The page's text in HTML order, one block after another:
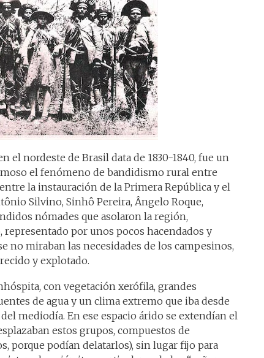
el nordeste de Brasil data de 1830-1840, fue un
el fenómeno de bandidismo rural entre
la instauración de la Primera República y el
Silvino, Sinhô Pereira, Ângelo Roque,
nómades que asolaron la región,
por unos pocos hacendados y
no miraban las necesidades de los campesinos,
y explotado.
con vegetación xerófila, grandes
de agua y un clima extremo que iba desde
mediodía. En ese espacio árido se extendían el
estos grupos, compuestos de
porque podían delatarlos), sin lugar fijo para